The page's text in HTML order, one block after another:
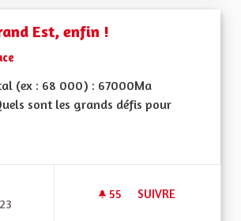
Est, enfin !
(ex : 68 000) : 67000Ma
sont les grands défis pour
de la catégorie : Autres
55 55 ABONNÉS
SUIVRE